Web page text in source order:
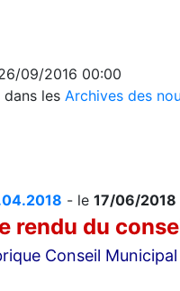
09/2016 00:00
les Archives des
- le 17/06/2018
rendu du
Conseil